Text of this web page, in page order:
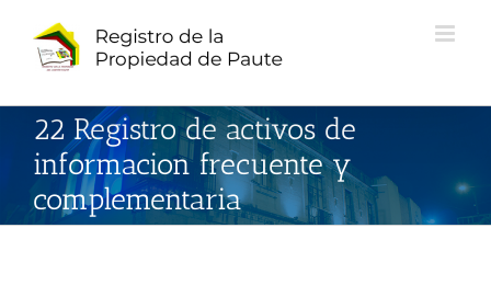
contenido
22 Registro de activos de
informacion frecuente y
complementaria